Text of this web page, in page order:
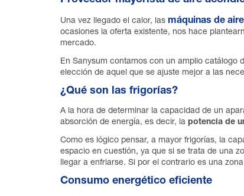
Una vez llegado el calor, las máquinas de
ocasiones la oferta existente, nos hace
mercado.
En Sanysum contamos con un amplio catálogo
elección de aquel que se ajuste mejor a las
¿Qué son las frigorías?
A la hora de determinar la capacidad de un
absorción de energía, es decir, la potencia de
Como es lógico pensar, a mayor frigorías, la
espacio en cuestión, ya que si se trata de una
llegar a enfriarse. Si por el contrario es una
Consumo energético eficiente